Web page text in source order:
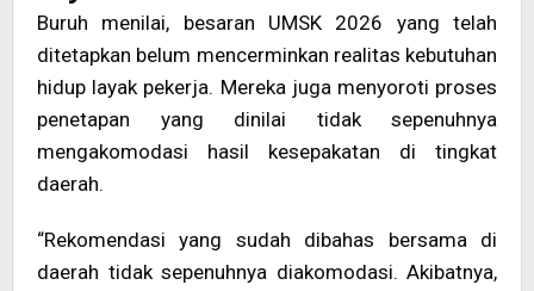
Buruh menilai, besaran UMSK 2026 yang telah
ditetapkan belum mencerminkan realitas kebutuhan
hidup layak pekerja. Mereka juga menyoroti proses
penetapan yang dinilai tidak sepenuhnya
mengakomodasi hasil kesepakatan di tingkat
daerah.
“Rekomendasi yang sudah dibahas bersama di
daerah tidak sepenuhnya diakomodasi. Akibatnya,